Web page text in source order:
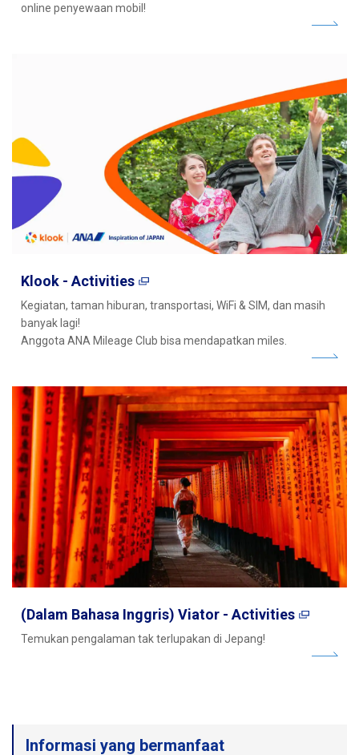
online penyewaan mobil!
Klook - Activities
Kegiatan, taman hiburan, transportasi, WiFi & SIM, dan masih
banyak lagi!
Anggota ANA Mileage Club bisa mendapatkan miles.
(Dalam Bahasa Inggris) Viator - Activities
Temukan pengalaman tak terlupakan di Jepang!
Informasi yang bermanfaat